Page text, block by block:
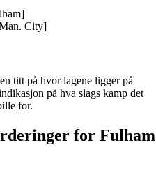
City]
titt på hvor lagene ligger på
på hva slags kamp det
for.
for Fulham